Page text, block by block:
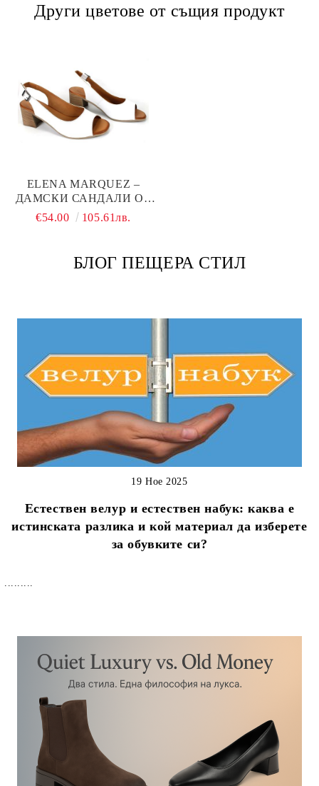
Други цветове от същия продукт
ELENA MARQUEZ –
ДАМСКИ САНДАЛИ ОТ
ЕСТЕСТВЕНА КОЖА В
€54.00 105.61лв.
БЛОГ ПЕЩЕРА СТИЛ
Естествен велур и естествен набук: каква е
истинската разлика и кой материал да изберете
за обувките си?
19 Ное 2025
.........